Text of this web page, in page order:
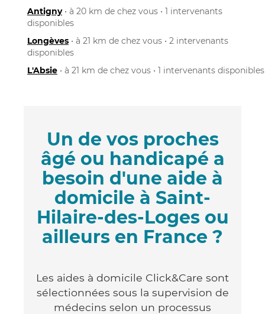
Antigny• à 20 km de chez vous • 1 intervenants
disponibles
Longèves • à 21 km de chez vous • 2 intervenants
disponibles
L'Absie • à 21 km de chez vous • 1 intervenants disponibles
Un de vos proches
âgé ou handicapé a
besoin d'une aide à
domicile à Saint-
Hilaire-des-Loges ou
ailleurs en France ?
Les aides à domicile Click&Care sont
sélectionnées sous la supervision de
médecins selon un processus